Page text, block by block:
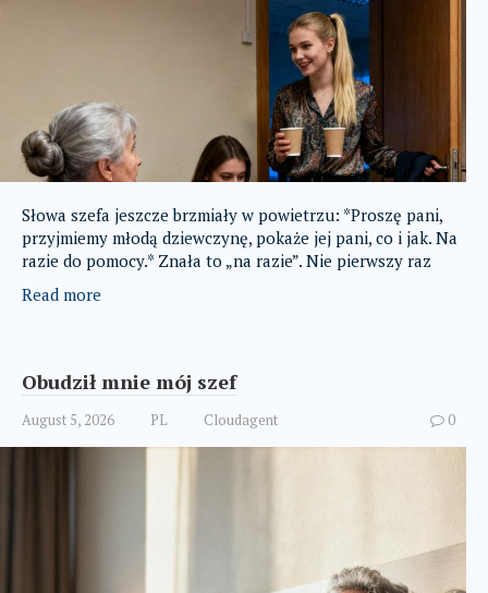
Słowa szefa jeszcze brzmiały w powietrzu: *Proszę pani,
przyjmiemy młodą dziewczynę, pokaże jej pani, co i jak. Na
razie do pomocy.* Znała to „na razie”. Nie pierwszy raz
Read more
Obudził mnie mój szef
August 5, 2026 PL Cloudagent 0